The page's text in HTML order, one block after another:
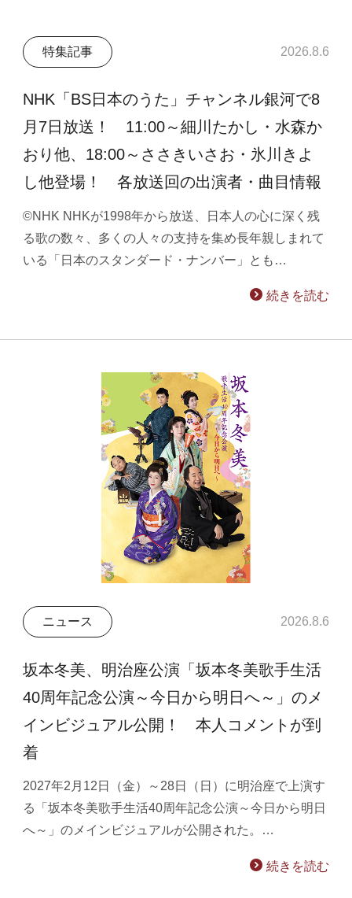
特集記事 2026.8.6
NHK「BS日本のうた」チャンネル銀河で8
月7日放送！ 11:00～細川たかし・水森か
おり他、18:00～ささきいさお・氷川きよ
し他登場！ 各放送回の出演者・曲目情報
©NHK NHKが1998年から放送、日本人の心に深く残
る歌の数々、多くの人々の支持を集め長年親しまれて
いる「日本のスタンダード・ナンバー」とも…
続きを読む
ニュース 2026.8.6
坂本冬美、明治座公演「坂本冬美歌手生活
40周年記念公演～今日から明日へ～」のメ
インビジュアル公開！ 本人コメントが到
着
2027年2月12日（金）～28日（日）に明治座で上演す
る「坂本冬美歌手生活40周年記念公演～今日から明日
へ～」のメインビジュアルが公開された。…
続きを読む